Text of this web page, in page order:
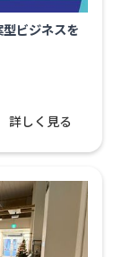
ビジネスを
詳しく見る